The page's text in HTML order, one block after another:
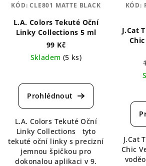
L.A. Colors Tekuté Oční
Linky Collections 5 ml
99 Kč
Skladem (5 ks)
hodnocení
produktu
z
5
hvězdiček.
L.A. Colors Tekuté Oční
Linky Collections tyto
tekuté oční linky s precizní
jemnou špičkou pro
dokonalou aplikaci v 9.
KÓD:CLE801 MATTE BLACK
J.Cat
J.Cat
Chic
KÓD: